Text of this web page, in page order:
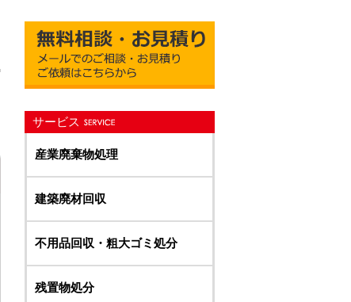
サービス
産業廃棄物処理
建築廃材回収
不用品回収・粗大ゴミ処分
残置物処分